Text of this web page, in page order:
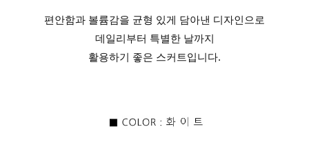
편안함과 볼륨감을 균형 있게 담아낸 디자인으로
데일리부터 특별한 날까지